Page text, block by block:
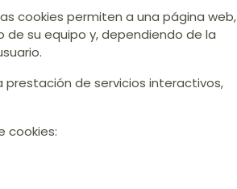
cookies permiten a una página web,
su equipo y, dependiendo de la
de servicios interactivos,
cookies: